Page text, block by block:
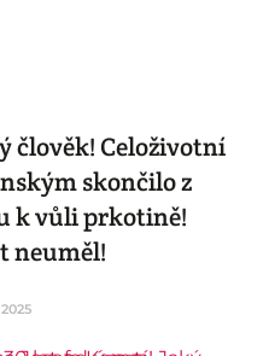
člověk! Celoživotní
skončilo z
k vůli prkotině!
neuměl!